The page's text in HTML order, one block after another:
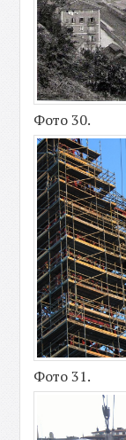
Фото 30.
Фото 31.